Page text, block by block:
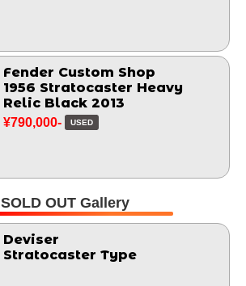
Fender Custom Shop
1956 Stratocaster Heavy
Relic Black 2013
¥790,000- USED
SOLD OUT Gallery
Deviser
Stratocaster Type